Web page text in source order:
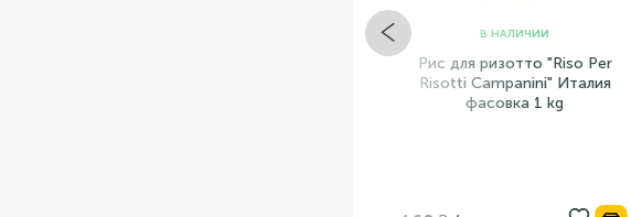
В НАЛИЧИИ
Рис для ризотто "Riso Per
Risotti Campanini" Италия
фасовка 1 kg